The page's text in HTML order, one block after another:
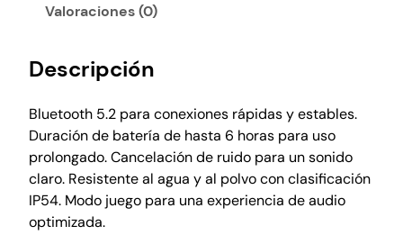
Valoraciones (0)
Descripción
Bluetooth 5.2 para conexiones rápidas y estables.
Duración de batería de hasta 6 horas para uso
prolongado. Cancelación de ruido para un sonido
claro. Resistente al agua y al polvo con clasificación
IP54. Modo juego para una experiencia de audio
optimizada.